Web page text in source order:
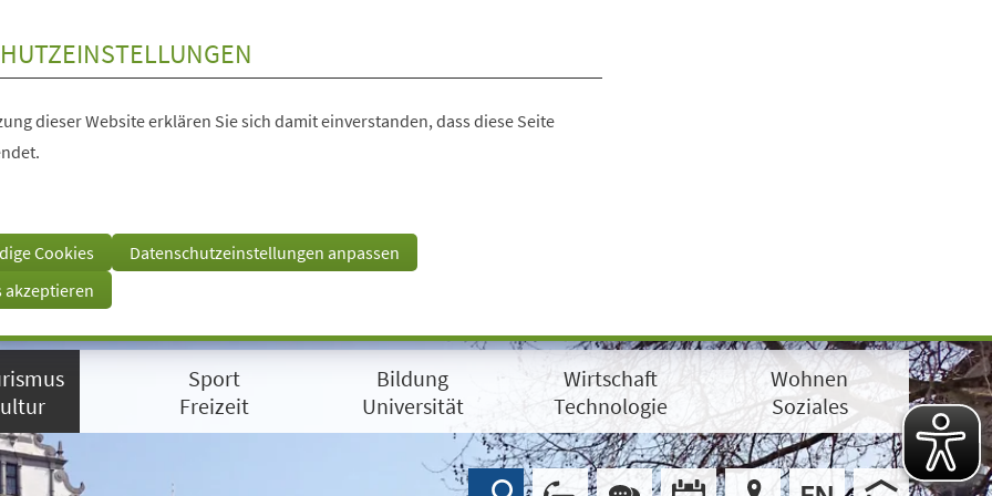
dieser Website erklären Sie sich damit einverstanden, dass diese Seite
Cookies
Datenschutzeinstellungen anpassen
akzeptieren
Sport
Freizeit
Bildung
Universität
Wirtschaft
Technologie
Wohnen
Soziales